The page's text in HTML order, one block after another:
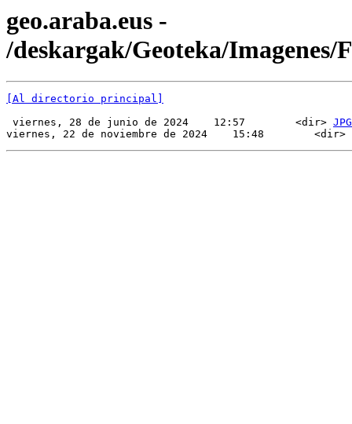
geo.araba.eus -
/deskargak/Geoteka/Imagenes/
[Al directorio principal]
viernes, 28 de junio de 2024    12:57        <dir> JPG
viernes, 22 de noviembre de 2024    15:48        <dir>